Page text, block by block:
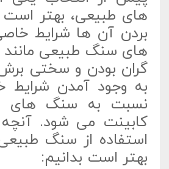
های طبیعی، بهتر است
بردن آن ها شرایط
های سنگ طبیعی مانند
گران بودن و سختی
به وجود آمدن
نسبت به سنگ های
کابینت می شود. آنچه
استفاده از سنگ
بهتر است بدانیم: